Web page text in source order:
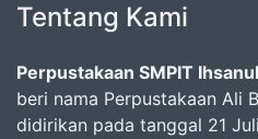
Tentang Kami
Perpustakaan SMPIT
beri nama Perpustakaan Ali
didirikan pada tanggal 21